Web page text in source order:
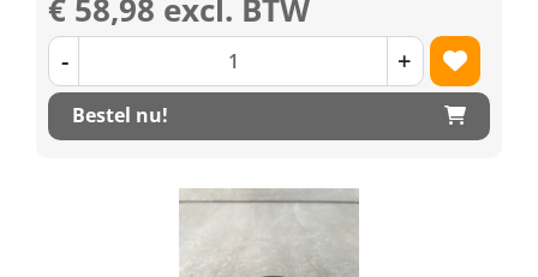
€ 58,98 excl. BTW
- +
Bestel nu!